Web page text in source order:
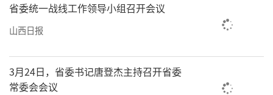
省委统一战线工作领导小组召开会议
山西日报
3月24日，省委书记唐登杰主持召开省委
常委会会议